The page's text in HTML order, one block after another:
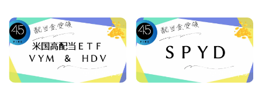
2025/9/25 2025/9/25